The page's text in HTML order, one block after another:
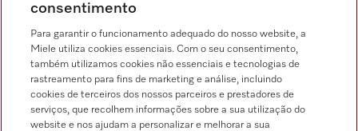
Chamada para a rede fixa, de acordo com o seu tarifário, em Portugal e em
Pesquisa de distribuidores
consentimento
Para garantir o funcionamento adequado do nosso website, a
Miele utiliza cookies essenciais. Com o seu consentimento,
também utilizamos cookies não essenciais e tecnologias de
rastreamento para fins de marketing e análise, incluindo
cookies de terceiros dos nossos parceiros e prestadores de
serviços, que recolhem informações sobre a sua utilização do
website e nos ajudam a personalizar e melhorar a sua